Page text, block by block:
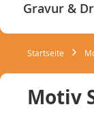
Gravur &
Startseite
Motiv